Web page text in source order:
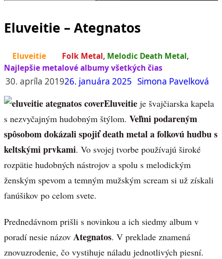
Eluveitie – Ategnatos
Eluveitie Folk Metal, Melodic Death Metal,
Najlepšie metalové albumy všetkých čias
30. apríla 201926. januára 2025 Simona Pavelková
Eluveitie je švajčiarska kapela
s nezvyčajným hudobným štýlom. Veľmi podareným
spôsobom dokázali spojiť death metal a folkovú hudbu s
keltskými prvkami. Vo svojej tvorbe používajú široké
rozpätie hudobných nástrojov a spolu s melodickým
ženským spevom a temným mužským scream si už získali
fanúšikov po celom svete.
Prednedávnom prišli s novinkou a ich siedmy album v
poradí nesie názov Ategnatos. V preklade znamená
znovuzrodenie, čo vystihuje náladu jednotlivých piesní.